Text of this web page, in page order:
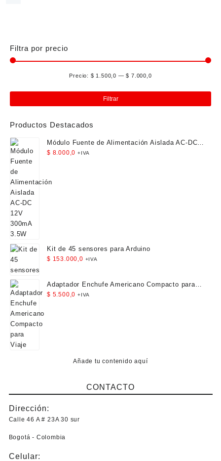
Las
la
de
producto
Filtra por precio
Filtrar
Precio: $ 1.500,0 —$ 7.000,0
Productos Destacados
Módulo Fuente de Alimentación Aislada AC-DC
12V 300mA 3.5W
$ 8.000,0 +IVA
Kit de 45 sensores para Arduino
$ 153.000,0 +IVA
Adaptador Enchufe Americano Compacto para
Viaje
$ 5.500,0 +IVA
Añade tu contenido aquí
CONTACTO
Dirección:
Calle 46 A # 23A 30 sur
Bogotá - Colombia
Celular: